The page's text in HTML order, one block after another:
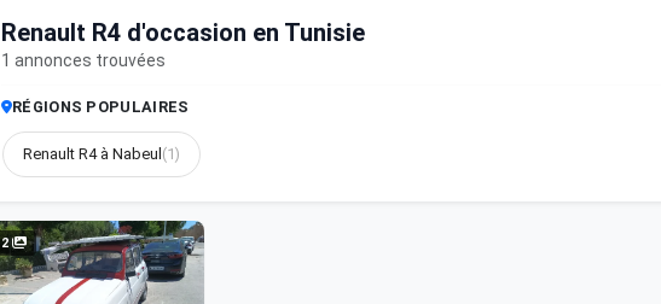
Renault R4 d'occasion en Tunisie
1 annonces trouvées
RÉGIONS POPULAIRES
Renault R4 à Nabeul (1)
2